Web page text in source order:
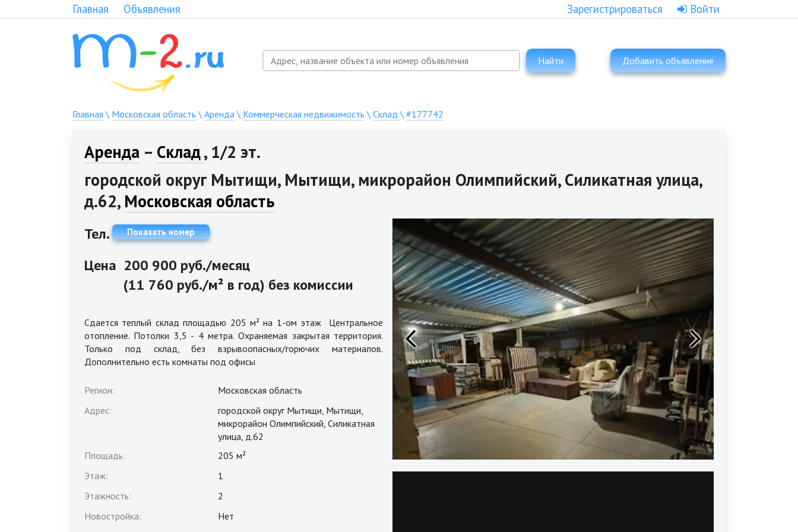
Главная Объявления Зарегистрироваться Войти
Найти Добавить объявление
Главная \ Московская область \ Аренда\ Коммерческая недвижимость \ Склад\ #177742
Аренда – Склад, 1/2 эт.
городской округ Мытищи, Мытищи, микрорайон Олимпийский, Силикатная улица,
д.62, Московская область
Тел. Показать номер
Цена 200 900 руб./месяц
(11 760 руб./м² в год) без комиссии
Сдается теплый склад площадью 205 м² на 1-ом этаж Центральное
отопление. Потолки 3,5 - 4 метра. Охраняемая закрытая территория.
Только под склад, без взрывоопасных/горючих материалов.
Дополнительно есть комнаты под офисы
Регион:
Московская область
Адрес:
городской округ Мытищи, Мытищи,
микрорайон Олимпийский, Силикатная
улица, д.62
Площадь:
205 м²
Этаж:
1
Этажность:
2
Новостройка:
Нет